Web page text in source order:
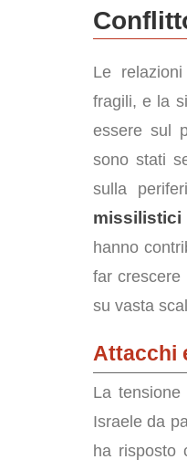
Le
fragili, e la
essere sul
sono stati
sulla
missilistici
hanno
far crescere
su vasta
Attacchi
La tensione
Israele da
ha risposto